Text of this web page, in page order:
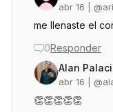
abr 16 | @
me llenaste el
0Responder
Alan
abr 16 | @
👏👏👏👏👏